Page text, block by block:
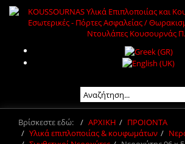
Βρίσκεστε εδώ: ΑΡΧΙΚΗ
ΠΡΟΙΟΝΤΑ
Υλικά επιπλοποιίας & κουφωμάτων